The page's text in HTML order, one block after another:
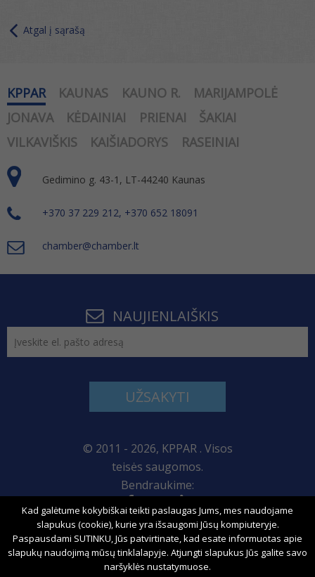
Atgal į sąrašą
KPPAR KAUNAS KAUNO R.
MARIJAMPOLĖ
JONAVA
KĖDAINIAI PRIENAI
ŠAKIAI
VILKAVIŠKIS
KAIŠIADORYS RASEINIAI
Gedimino g. 43-1, LT-44240 Kaunas
+370 37 229 212, +370 652 18091
chamber@chamber.lt
NAUJIENLAIŠKIS
UŽSAKYTI
© 2011 - 2026, KPPAR . Visos
teisės saugomos.
Bendraukime:
Svetainės žemėlapis
Kad galėtume kokybiškai teikti paslaugas Jums, mes naudojame
slapukus (cookie), kurie yra išsaugomi Jūsų kompiuteryje.
Paspausdami SUTINKU, Jūs patvirtinate, kad esate informuotas apie
slapukų naudojimą mūsų tinklalapyje. Atjungti slapukus Jūs galite savo
naršyklės nustatymuose.